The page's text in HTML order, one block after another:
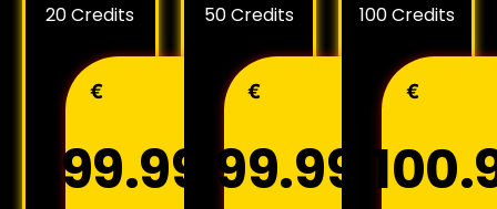
20 Credits
€
499.99
50 Credits
€
999.99
100 Credits
€